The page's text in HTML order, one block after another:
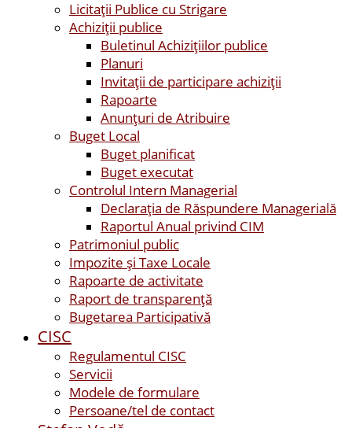
Licitații Publice cu Strigare
Achiziţii publice
Buletinul Achizițiilor publice
Planuri
Invitaţii de participare achiziții
Rapoarte
Anunțuri de Atribuire
Buget Local
Buget planificat
Buget executat
Controlul Intern Managerial
Declarația de Răspundere Managerială
Raportul Anual privind CIM
Patrimoniul public
Impozite și Taxe Locale
Rapoarte de activitate
Raport de transparenţă
Bugetarea Participativă
CISC
Regulamentul CISC
Servicii
Modele de formulare
Persoane/tel de contact